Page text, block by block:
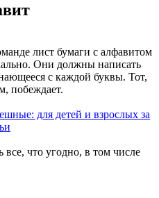
лист бумаги с алфавитом
Они должны написать
с каждой буквы. Тот,
побеждает.
все, что угодно, в том числе